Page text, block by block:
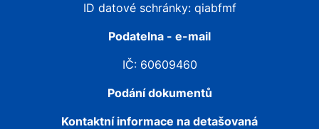
ID datové schránky: qiabfmf
Podatelna - e-mail
IČ: 60609460
Podání dokumentů
Kontaktní informace na detašovaná